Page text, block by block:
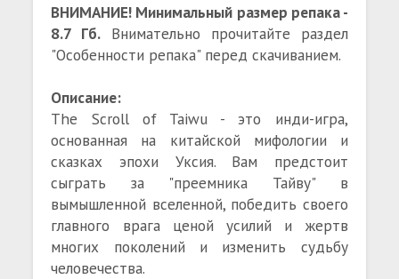
ВНИМАНИЕ! Минимальный размер репака -
8.7 Гб. Внимательно прочитайте раздел
"Особенности репака" перед скачиванием.
Описание:
The Scroll of Taiwu - это инди-игра,
основанная на китайской мифологии и
сказках эпохи Уксия. Вам предстоит
сыграть за "преемника Тайву" в
вымышленной вселенной, победить своего
главного врага ценой усилий и жертв
многих поколений и изменить судьбу
человечества.